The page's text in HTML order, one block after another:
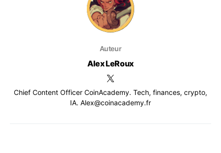
Auteur
Alex LeRoux
Chief Content Officer CoinAcademy. Tech, finances, crypto,
IA. Alex@coinacademy.fr